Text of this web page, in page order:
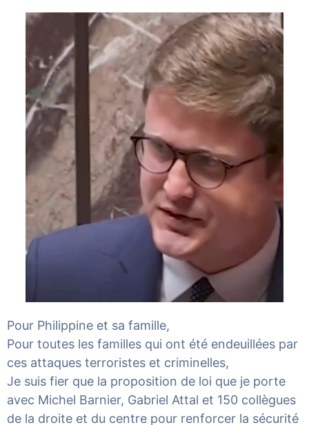
Pour Philippine et sa famille,
Pour toutes les familles qui ont été endeuillées par
ces attaques terroristes et criminelles,
Je suis fier que la proposition de loi que je porte
avec Michel Barnier, Gabriel Attal et 150 collègues
de la droite et du centre pour renforcer la sécurité